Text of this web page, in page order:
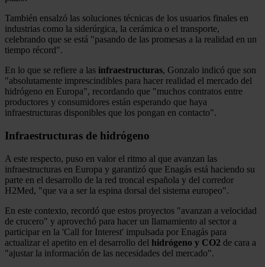
También ensalzó las soluciones técnicas de los usuarios finales en
industrias como la siderúrgica, la cerámica o el transporte,
celebrando que se está "pasando de las promesas a la realidad en un
tiempo récord".
En lo que se refiere a las infraestructuras, Gonzalo indicó que son
"absolutamente imprescindibles para hacer realidad el mercado del
hidrógeno en Europa", recordando que "muchos contratos entre
productores y consumidores están esperando que haya
infraestructuras disponibles que los pongan en contacto".
Infraestructuras de hidrógeno
A este respecto, puso en valor el ritmo al que avanzan las
infraestructuras en Europa y garantizó que Enagás está haciendo su
parte en el desarrollo de la red troncal española y del corredor
H2Med, "que va a ser la espina dorsal del sistema europeo".
En este contexto, recordó que estos proyectos "avanzan a velocidad
de crucero" y aprovechó para hacer un llamamiento al sector a
participar en la 'Call for Interest' impulsada por Enagás para
actualizar el apetito en el desarrollo del hidrógeno y CO2 de cara a
"ajustar la información de las necesidades del mercado".